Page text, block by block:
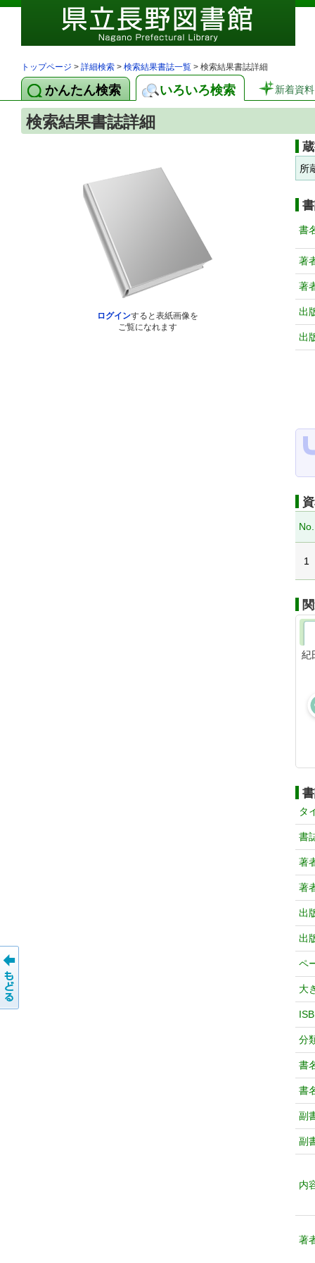
トップページ > 詳細検索 > 検索結果書誌一覧 > 検索結果書誌詳細
かんたん検索 いろいろ検索 新着資料
検索結果書誌詳細
ログインすると表紙画像を
ご覧になれます
所
書
著
著
出
出
No.
1
紀
タ
書
著
著
出
出
ペ
大
分
書
書
副
副
内
著